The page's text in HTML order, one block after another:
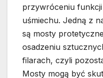
przywróceniu
uśmiechu. Jedną z
są mosty
osadzeniu
filarach, czyli
Mosty mogą być